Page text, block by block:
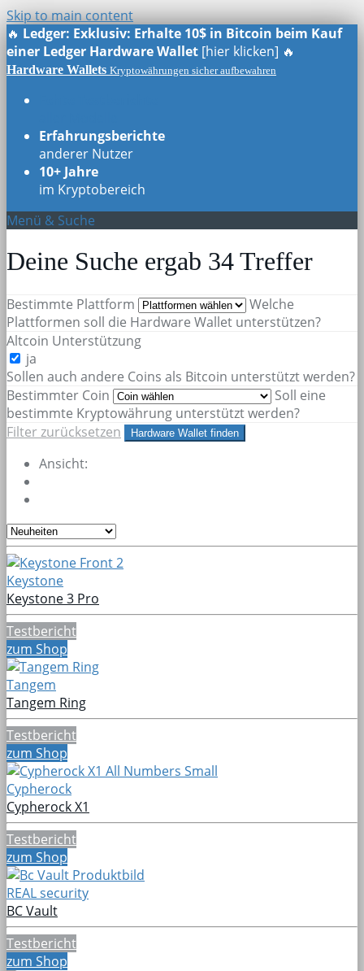
Skip to main content
🔥 Ledger: Exklusiv: Erhalte 10$ in Bitcoin beim Kauf
einer Ledger Hardware Wallet [hier klicken] 🔥
Hardware Wallets Kryptowährungen sicher aufbewahren
Erfahrungsberichte
anderer Nutzer
10+ Jahre
im Kryptobereich
Menü & Suche
Deine Suche ergab 34Treffer
Bestimmte Plattform
Welche
Plattformen soll die Hardware Wallet unterstützen?
Altcoin Unterstützung
ja
Sollen auch andere Coins als Bitcoin unterstützt werden?
Bestimmter Coin
Soll eine
bestimmte Kryptowährung unterstützt werden?
Filter zurücksetzen
Hardware Wallet finden
Ansicht:
Keystone
Keystone 3 Pro
Testbericht
zum Shop
Tangem
Tangem Ring
Testbericht
zum Shop
Cypherock
Cypherock X1
Testbericht
zum Shop
REAL security
BC Vault
Testbericht
zum Shop